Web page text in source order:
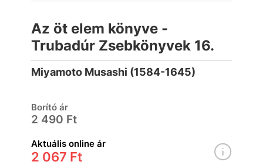
Az öt elem könyve -
Trubadúr Zsebkönyvek 16.
Miyamoto Musashi (1584-1645)
Borító ár
2 490 Ft
Aktuális online ár
2 067 Ft